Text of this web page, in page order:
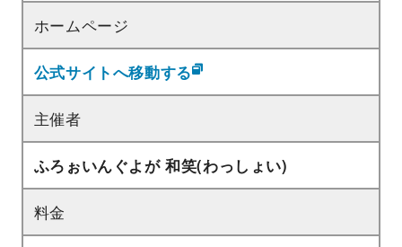
ホームページ
公式サイトへ移動する
主催者
ふろぉいんぐよが 和笑(わっしょい)
料金